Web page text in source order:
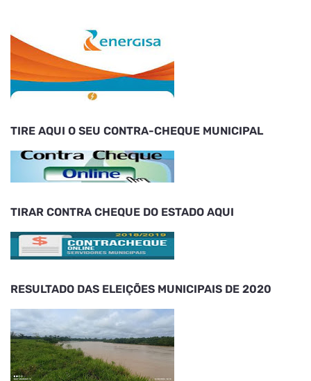
TIRE AQUI O SEU CONTRA-CHEQUE MUNICIPAL
TIRAR CONTRA CHEQUE DO ESTADO AQUI
RESULTADO DAS ELEIÇÕES MUNICIPAIS DE 2020